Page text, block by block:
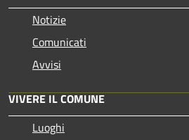
Notizie
Comunicati
Avvisi
VIVERE IL COMUNE
Luoghi